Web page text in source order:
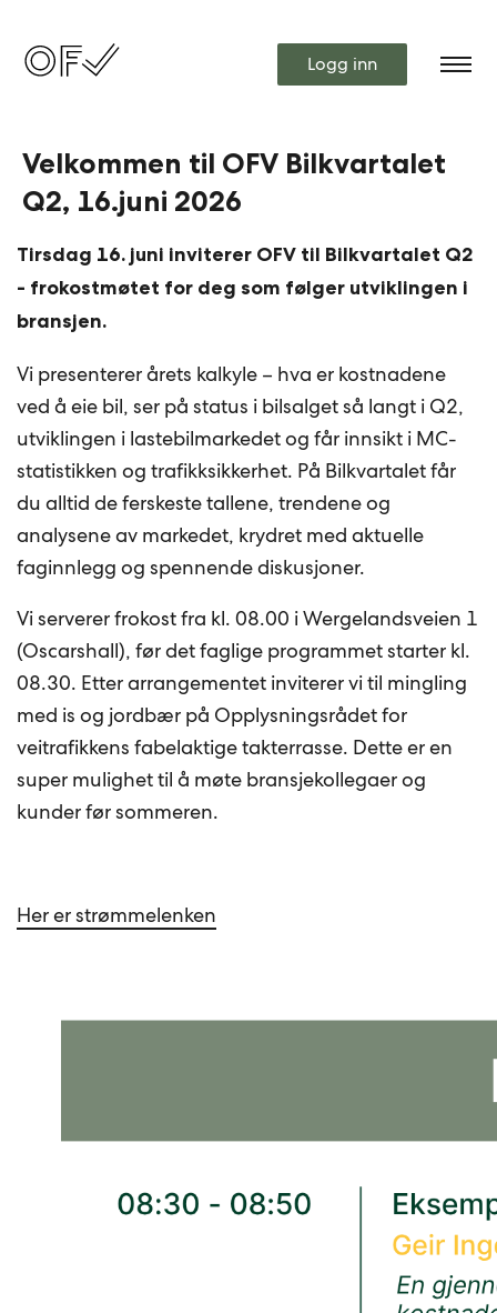
Logg inn
Velkommen til OFV Bilkvartalet
Q2, 16.juni 2026
Tirsdag 16. juni inviterer OFV til Bilkvartalet Q2
- frokostmøtet for deg som følger utviklingen i
bransjen.
Vi presenterer årets kalkyle – hva er kostnadene
ved å eie bil, ser på status i bilsalget så langt i Q2,
utviklingen i lastebilmarkedet og får innsikt i MC-
statistikken og trafikksikkerhet. På Bilkvartalet får
du alltid de ferskeste tallene, trendene og
analysene av markedet, krydret med aktuelle
faginnlegg og spennende diskusjoner.
Vi serverer frokost fra kl. 08.00 i Wergelandsveien 1
(Oscarshall), før det faglige programmet starter kl.
08.30. Etter arrangementet inviterer vi til mingling
med is og jordbær på Opplysningsrådet for
veitrafikkens fabelaktige takterrasse. Dette er en
super mulighet til å møte bransjekollegaer og
kunder før sommeren.
Her er strømmelenken